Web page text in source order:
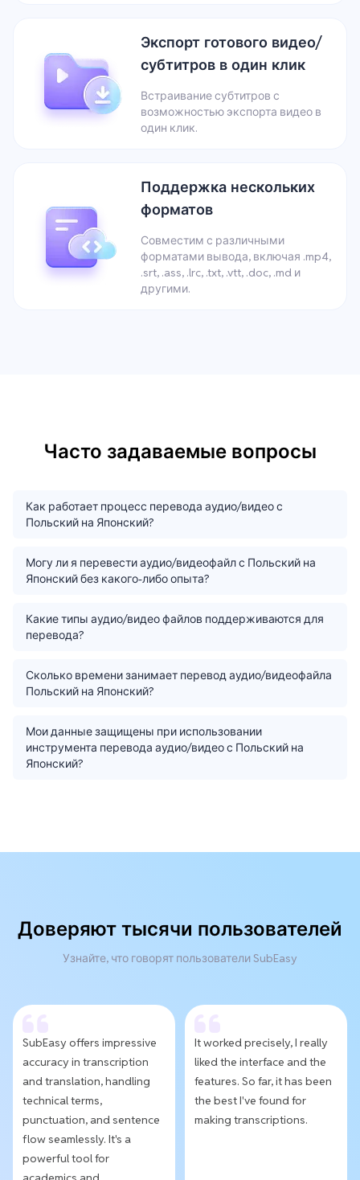
Экспорт готового видео/
субтитров в один клик
Встраивание субтитров с
возможностью экспорта видео в
один клик.
Поддержка нескольких
форматов
Совместим с различными
форматами вывода, включая .mp4,
.srt, .ass, .lrc, .txt, .vtt, .doc, .md и
другими.
Часто задаваемые вопросы
Как работает процесс перевода аудио/видео с
Польский на Японский?
Могу ли я перевести аудио/видеофайл с Польский на
Японский без какого-либо опыта?
Какие типы аудио/видео файлов поддерживаются для
перевода?
Сколько времени занимает перевод аудио/видеофайла
Польский на Японский?
Мои данные защищены при использовании
инструмента перевода аудио/видео с Польский на
Японский?
Доверяют тысячи пользователей
Узнайте, что говорят пользователи SubEasy
SubEasy offers impressive
accuracy in transcription
and translation, handling
technical terms,
punctuation, and sentence
flow seamlessly. It's a
powerful tool for
It worked precisely, I really
liked the interface and the
features. So far, it has been
the best I've found for
making transcriptions.